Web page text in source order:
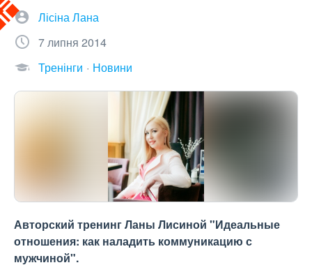
Лісіна Лана
7 липня 2014
Тренінги
Новини
Авторский тренинг Ланы Лисиной "Идеальные
отношения: как наладить коммуникацию с
мужчиной".